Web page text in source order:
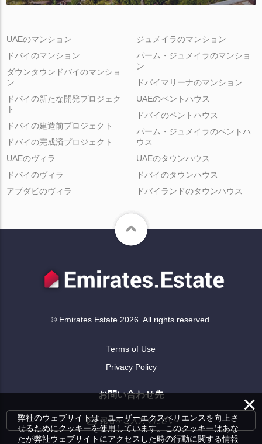
UAEのマンション
ドバイのマンション
ダウンタウンドバイのマンショ
ン
ジュメイラのマンション
パーム・ジュメイラのマンショ
ン
ドバイマリーナのマンション
ドバイの新たな開発プロジェク
ト
ドバイの建造前プロジェクト
ドバイの完成済プロジェクト
UAEのペントハウス
ドバイのペントハウス
パーム・ジュメイラのペントハ
ウス
UAEのヴィラ
ドバイのヴィラ
アブダビのヴィラ
UAEのタウンハウス
ドバイのタウンハウス
ドバイランドのタウンハウス
© Emirates.Estate 2026. All rights reserved.
Terms of Use
Privacy Policy
お問い合わせ先
宛名をご入力ください
×
弊社のウェブサイトは、ユーザーエクスペリエンスを向上さ
せるためにクッキーを使用しています。このクッキーはあな
たが弊社ウェブサイトにアクセスした時の行動に関する情報